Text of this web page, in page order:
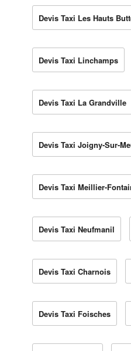
Devis Taxi Les Hauts
Devis Taxi Linchamps
Devis Taxi La Grandville
Devis Taxi Joigny-Sur-
Devis Taxi Meillier-
Devis Taxi Neufmanil
Devis Taxi Charnois
Devis Taxi Foisches